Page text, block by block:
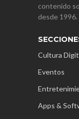
contenido
desde 1996.
Cultura
Eventos
Apps &